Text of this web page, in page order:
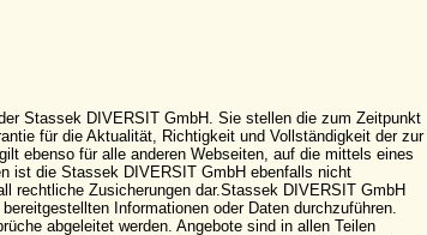
Stassek DIVERSIT GmbH. Sie stellen die zum Zeitpunkt
für die Aktualität, Richtigkeit und Vollständigkeit der zur
ebenso für alle anderen Webseiten, auf die mittels eines
ist die Stassek DIVERSIT GmbH ebenfalls nicht
rechtliche Zusicherungen dar.Stassek DIVERSIT GmbH
Informationen oder Daten durchzuführen.
abgeleitet werden. Angebote sind in allen Teilen